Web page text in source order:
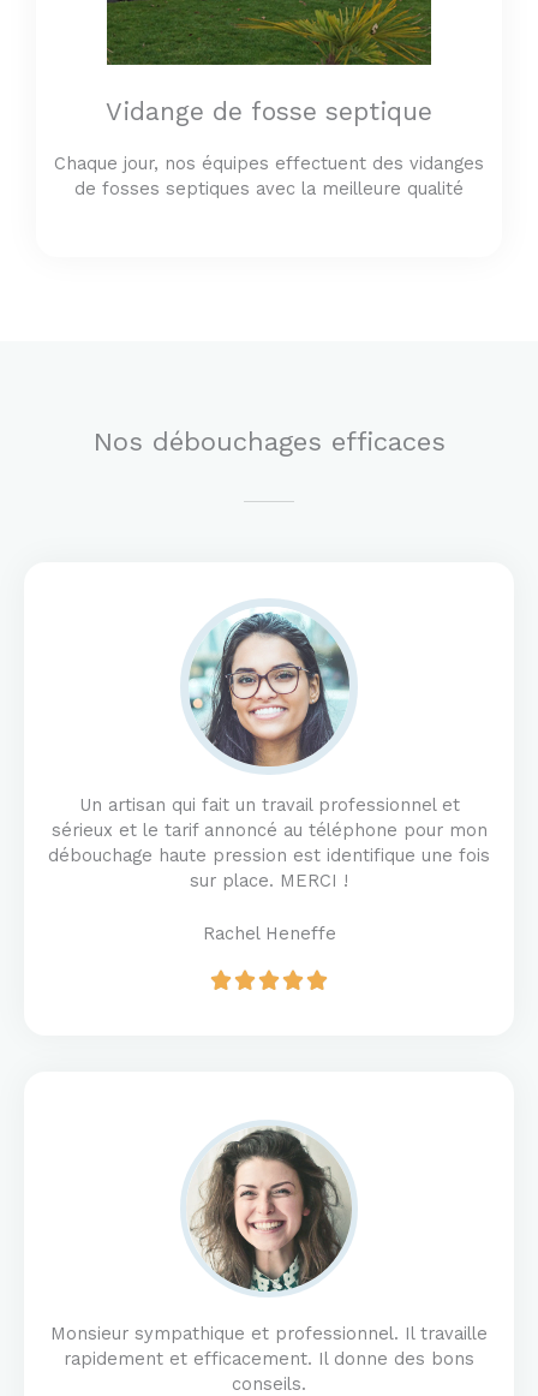
Vidange de fosse septique
Chaque jour, nos équipes effectuent des vidanges
de fosses septiques avec la meilleure qualité
Nos débouchages efficaces
Un artisan qui fait un travail professionnel et
sérieux et le tarif annoncé au téléphone pour mon
débouchage haute pression est identifique une fois
sur place. MERCI !
Rachel Heneffe
R
u
t
o
f
5
Monsieur sympathique et professionnel. Il travaille
rapidement et efficacement. Il donne des bons
conseils.